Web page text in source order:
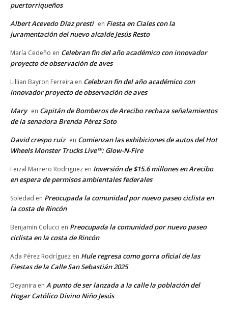
puertorriqueños
Albert Acevedo Díaz presti en Fiesta en Ciales con la
juramentación del nuevo alcalde Jesús Resto
María Cedeño en Celebran fin del año académico con innovador
proyecto de observación de aves
Lillian Bayron Ferreira en Celebran fin del año académico con
innovador proyecto de observación de aves
Mary en Capitán de Bomberos de Arecibo rechaza señalamientos
de la senadora Brenda Pérez Soto
David crespo ruiz en Comienzan las exhibiciones de autos del Hot
Wheels Monster Trucks Live™: Glow-N-Fire
Feizal Marrero Rodriguez en Inversión de $15.6 millones en Arecibo
en espera de permisos ambientales federales
Soledad en Preocupada la comunidad por nuevo paseo ciclista en
la costa de Rincón
Benjamin Colucci en Preocupada la comunidad por nuevo paseo
ciclista en la costa de Rincón
Ada Pérez Rodríguez en Hule regresa como gorra oficial de las
Fiestas de la Calle San Sebastián 2025
Deyanira en A punto de ser lanzada a la calle la población del
Hogar Católico Divino Niño Jesús